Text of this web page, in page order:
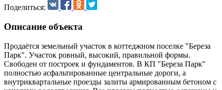
Поделиться:
Описание объекта
Продаётся земельный участок в коттеджном поселке "Береза
Парк". Участок ровный, высокий, правильной формы.
Свободен от построек и фундаментов. В КП "Береза Парк"
полностью асфальтированные центральные дороги, а
внутриквартальные проезды залиты армированным бетоном с